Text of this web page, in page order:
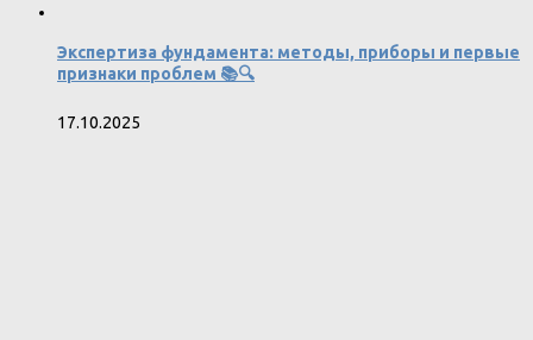
Экспертиза фундамента: методы, приборы и первые
признаки проблем 📚🔍
17.10.2025